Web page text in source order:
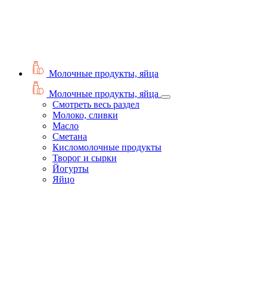
Молочные продукты, яйца
Молочные продукты, яйца
Смотреть весь раздел
Молоко, сливки
Масло
Сметана
Кисломолочные продукты
Творог и сырки
Йогурты
Яйцо